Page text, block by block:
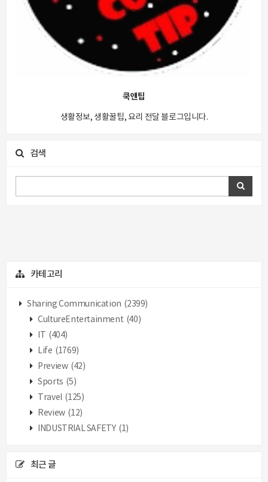
쿡앤팁
생활정보, 생활꿀팁, 요리 전달 블로그입니다.
검색
카테고리
Sharing Communication (2399)
CultureEntertainment (40)
(404)
Life (1769)
Preview (42)
Sports (5)
Travel (125)
Review (12)
INDUSTRIAL SAFETY (1)
최근 글